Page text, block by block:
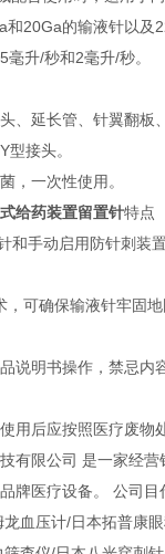
和20Ga的输液针以及
升/秒和2毫升/秒。
、延长管、针翼翻板
型接头。
，一次性使用。
给药装置留置针特点
和手动启用防针刺装
可确保输液针牢固地
说明书操作，禁忌内
用后应按照医疗废物
有限公司 是一家经
牌医疗设备。 公司
血压计/日本拓普康